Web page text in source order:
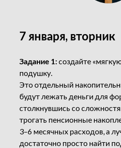
7 января, вторник
Задание 1:создайте
подушку.
Это отдельный
будут лежать деньги для
столкнувшись со
трогать пенсионные
3–6 месячных расходов, а
достаточно просто найти